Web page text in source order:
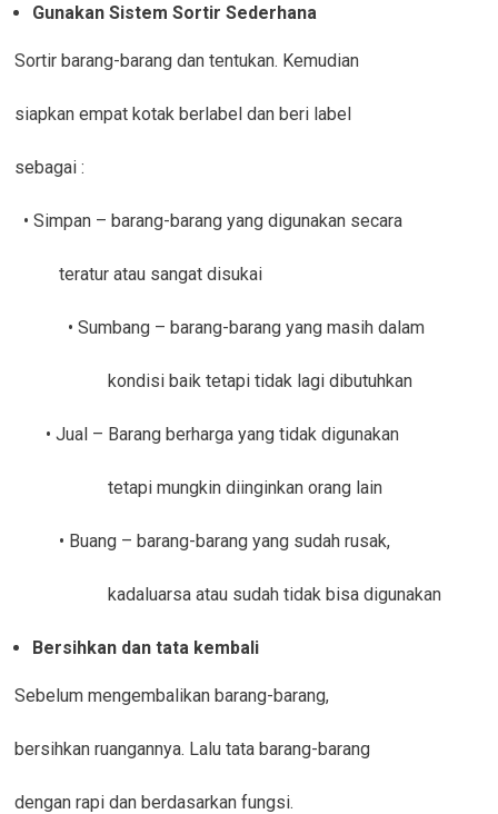
Gunakan Sistem Sortir Sederhana
Sortir barang-barang dan tentukan. Kemudian
siapkan empat kotak berlabel dan beri label
sebagai :
• Simpan – barang-barang yang digunakan secara
teratur atau sangat disukai
• Sumbang – barang-barang yang masih dalam
kondisi baik tetapi tidak lagi dibutuhkan
• Jual – Barang berharga yang tidak digunakan
tetapi mungkin diinginkan orang lain
• Buang – barang-barang yang sudah rusak,
kadaluarsa atau sudah tidak bisa digunakan
Bersihkan dan tata kembali
Sebelum mengembalikan barang-barang,
bersihkan ruangannya. Lalu tata barang-barang
dengan rapi dan berdasarkan fungsi.